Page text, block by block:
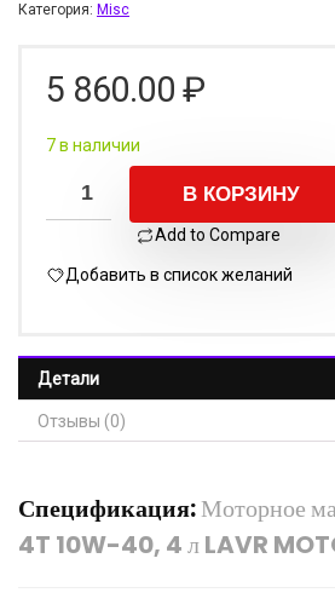
Категория: Misc
5 860.00 ₽
7 в наличии
В КОРЗИНУ
Add to Compare
Добавить в список желаний
Детали
Отзывы (0)
Спецификация:Моторное
4T 10W-40, 4 л LAVR